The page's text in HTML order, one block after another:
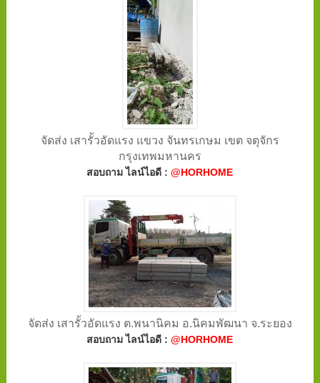
จัดส่ง เสารั้วอัดแรง แขวง จันทรเกษม เขต จตุจักร
กรุงเทพมหานคร
สอบถาม ไลน์ไอดี :@HORHOME
จัดส่ง เสารั้วอัดแรง ต.พนานิคม อ.นิคมพัฒนา จ.ระยอง
สอบถาม ไลน์ไอดี :@HORHOME